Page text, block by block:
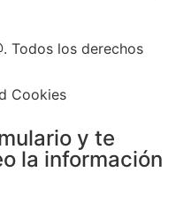
Todos los derechos
Cookies
y te
la información